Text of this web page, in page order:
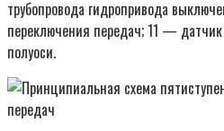
трубопровода гидропривода
переключения передач; 11 —
полуоси.